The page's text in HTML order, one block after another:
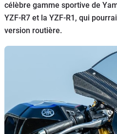
Services
célèbre gamme sportive de
YZF-R7 et la YZF-R1, qui
version routière.